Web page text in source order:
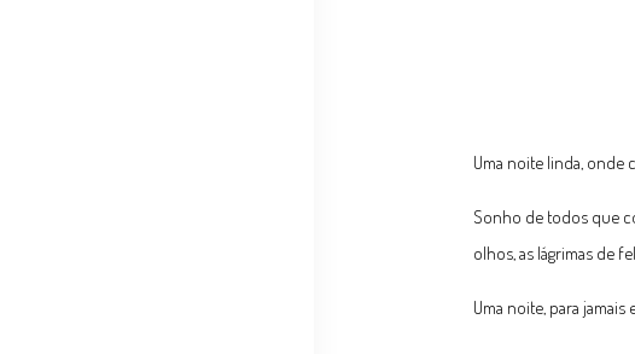
Uma noite linda, onde
Sonho de todos que
olhos, as lágrimas de
Uma noite, para